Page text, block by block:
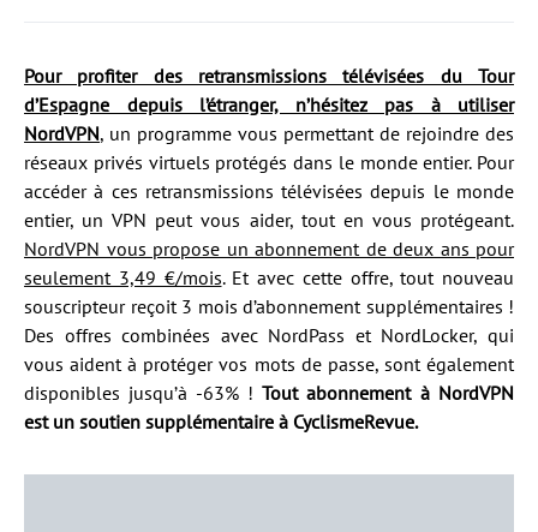
Pour profiter des retransmissions télévisées du Tour
d’Espagne depuis l’étranger, n’hésitez pas à utiliser
NordVPN, un programme vous permettant de rejoindre des
réseaux privés virtuels protégés dans le monde entier. Pour
accéder à ces retransmissions télévisées depuis le monde
entier, un VPN peut vous aider, tout en vous protégeant.
NordVPN vous propose un abonnement de deux ans pour
seulement 3,49 €/mois. Et avec cette offre, tout nouveau
souscripteur reçoit 3 mois d’abonnement supplémentaires !
Des offres combinées avec NordPass et NordLocker, qui
vous aident à protéger vos mots de passe, sont également
disponibles jusqu’à -63% !Tout abonnement à NordVPN
est un soutien supplémentaire à CyclismeRevue.